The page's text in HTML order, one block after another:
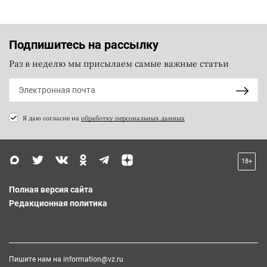
Подпишитесь на рассылку
Раз в неделю мы присылаем самые важные статьи
Я даю согласие на обработку персональных данных
18+
Полная версия сайта
Редакционная политика
Пишите нам на information@vz.ru